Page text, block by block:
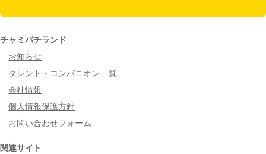
チャミパチランド
お知らせ
タレント・コンパニオン一覧
会社情報
個人情報保護方針
お問い合わせフォーム
関連サイト